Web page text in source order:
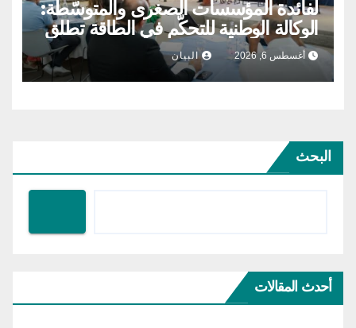
لفائدة المؤسسات الصغرى والمتوسّطة:
الوكالة الوطنية للتحكّم في الطاقة تطلق
مشروع الطاقة الشمسية الفولطاضوئية
أغسطس 6, 2026 البيان
البحث
أحدث المقالات